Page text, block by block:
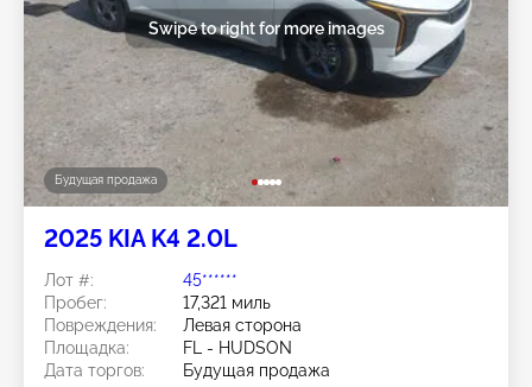
Будущая продажа
Swipe to right for more images
2025 KIA K4 2.0L
Лот #:
45******
Пробег:
17,321 миль
Повреждения:
Левая сторона
Площадка:
FL - HUDSON
Дата торгов:
Будущая продажа